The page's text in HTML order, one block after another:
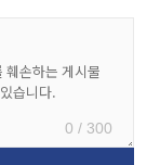
0 / 300